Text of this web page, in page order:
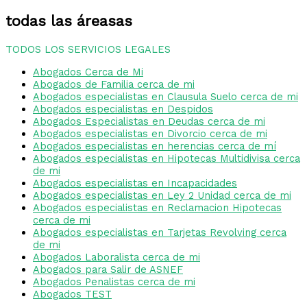
todas las áreasas
TODOS LOS SERVICIOS LEGALES
Abogados Cerca de Mi
Abogados de Familia cerca de mi
Abogados especialistas en Clausula Suelo cerca de mi
Abogados especialistas en Despidos
Abogados Especialistas en Deudas cerca de mi
Abogados especialistas en Divorcio cerca de mi
Abogados especialistas en herencias cerca de mí
Abogados especialistas en Hipotecas Multidivisa cerca
de mi
Abogados especialistas en Incapacidades
Abogados especialistas en Ley 2 Unidad cerca de mi
Abogados especialistas en Reclamacion Hipotecas
cerca de mi
Abogados especialistas en Tarjetas Revolving cerca
de mi
Abogados Laboralista cerca de mi
Abogados para Salir de ASNEF
Abogados Penalistas cerca de mi
Abogados TEST